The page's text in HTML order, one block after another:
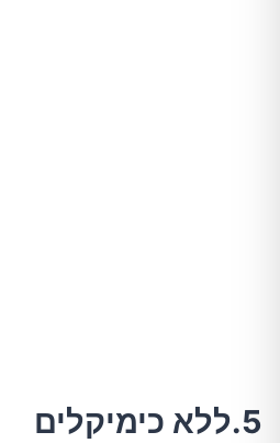
5.ללא כימיקלים